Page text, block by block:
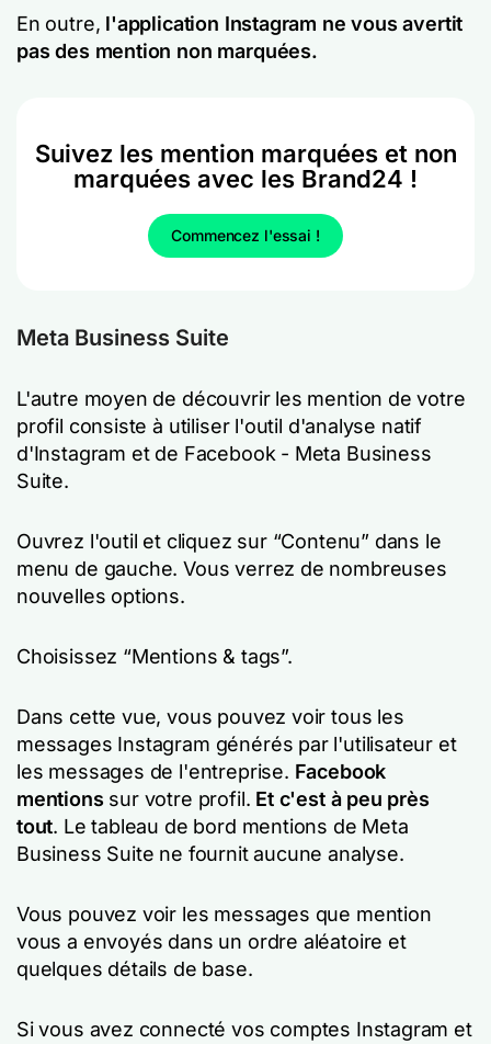
En outre, l'application Instagram ne vous avertit
pas des mention non marquées.
Suivez les mention marquées et non
marquées avec les Brand24 !
Commencez l'essai !
Meta Business Suite
L'autre moyen de découvrir les mention de votre
profil consiste à utiliser l'outil d'analyse natif
d'Instagram et de Facebook - Meta Business
Suite.
Ouvrez l'outil et cliquez sur “Contenu” dans le
menu de gauche. Vous verrez de nombreuses
nouvelles options.
Choisissez “Mentions & tags”.
Dans cette vue, vous pouvez voir tous les
messages Instagram générés par l'utilisateur et
les messages de l'entreprise. Facebook
mentions sur votre profil. Et c'est à peu près
tout. Le tableau de bord mentions de Meta
Business Suite ne fournit aucune analyse.
Vous pouvez voir les messages que mention
vous a envoyés dans un ordre aléatoire et
quelques détails de base.
Si vous avez connecté vos comptes Instagram et